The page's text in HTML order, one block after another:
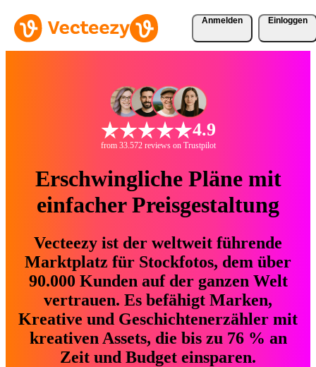
Anmelden Einloggen
4.9
from 33.572 reviews on Trustpilot
Erschwingliche Pläne mit
einfacher Preisgestaltung
Vecteezy ist der weltweit führende
Marktplatz für Stockfotos, dem über
90.000 Kunden auf der ganzen Welt
vertrauen. Es befähigt Marken,
Kreative und Geschichtenerzähler mit
kreativen Assets, die bis zu 76 % an
Zeit und Budget einsparen.